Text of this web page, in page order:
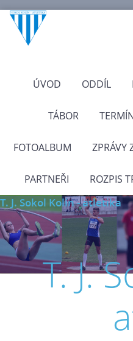
ÚVOD ODDÍL
TÁBOR
FOTOALBUM ZPRÁVY
PARTNEŘI ROZPIS
T. J. Sokol Kolín - atletika
T. J.